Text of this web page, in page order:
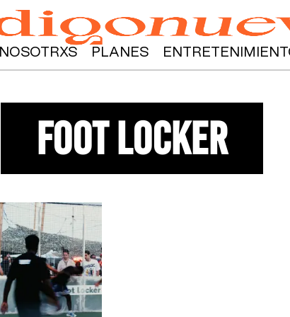
NOSOTRXS PLANES
foot locker